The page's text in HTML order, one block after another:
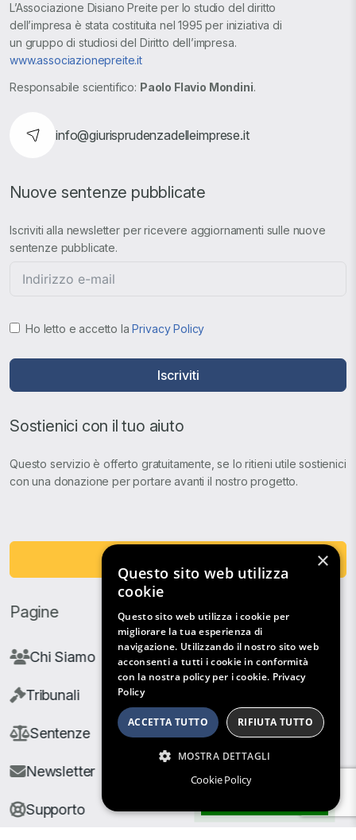
L’Associazione Disiano Preite per lo studio del diritto
dell’impresa è stata costituita nel 1995 per iniziativa di
un gruppo di studiosi del Diritto dell’impresa.
www.associazionepreite.it
Responsabile scientifico: Paolo Flavio Mondini.
info@giurisprudenzadelleimprese.it
Nuove sentenze pubblicate
Iscriviti alla newsletter per ricevere aggiornamenti sulle nuove
sentenze pubblicate.
Ho letto e accetto laPrivacy Policy
Iscriviti
Sostienici con il tuo aiuto
Questo servizio è offerto gratuitamente, se lo ritieni utile sostienici
con una donazione per portare avanti il nostro progetto.
Pagine
Chi Siamo
Tribunali
Sentenze
Newsletter
Supporto
×
Questo sito web utilizza
cookie
Questo sito web utilizza i cookie per
migliorare la tua esperienza di
navigazione. Utilizzando il nostro sito web
acconsenti a tutti i cookie in conformità
con la nostra policy per i cookie. Privacy
Policy
ACCETTA TUTTO RIFIUTA TUTTO
MOSTRA DETTAGLI
Cookie Policy